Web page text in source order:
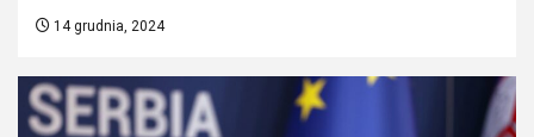
14 grudnia, 2024